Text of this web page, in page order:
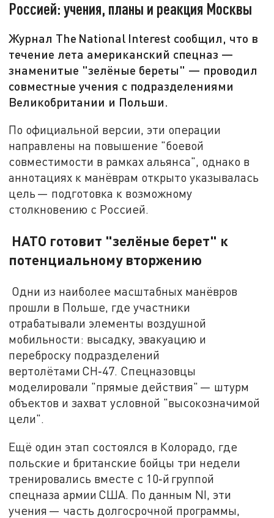
Россией: учения, планы и реакция Москвы
Журнал The National Interest сообщил, что в
течение лета американский спецназ —
знаменитые "зелёные береты" — проводил
совместные учения с подразделениями
Великобритании и Польши.
По официальной версии, эти операции
направлены на повышение "боевой
совместимости в рамках альянса", однако в
аннотациях к манёврам открыто указывалась
цель — подготовка к возможному
столкновению с Россией.
НАТО готовит "зелёные берет" к
потенциальному вторжению
Одни из наиболее масштабных манёвров
прошли в Польше, где участники
отрабатывали элементы воздушной
мобильности: высадку, эвакуацию и
переброску подразделений
вертолётами CH‑47. Спецназовцы
моделировали "прямые действия" — штурм
объектов и захват условной "высокозначимой
цели".
Ещё один этап состоялся в Колорадо, где
польские и британские бойцы три недели
тренировались вместе с 10‑й группой
спецназа армии США. По данным NI, эти
учения — часть долгосрочной программы,